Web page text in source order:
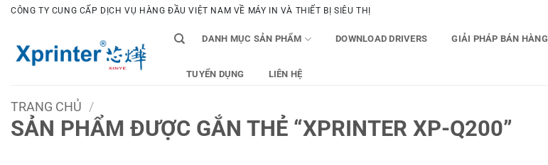
Bỏ
dung
CÔNG TY CUNG CẤP DỊCH VỤ HÀNG ĐẦU VIỆT NAM VỀ MÁY IN VÀ THIẾT BỊ SIÊU THỊ
DANH MỤC SẢN PHẨM DOWNLOAD DRIVERS GIẢI PHÁP BÁN HÀNG
TUYỂN DỤNG LIÊN HỆ
TRANG CHỦ /
SẢN PHẨM ĐƯỢC GẮN THẺ “XPRINTER XP-Q200”